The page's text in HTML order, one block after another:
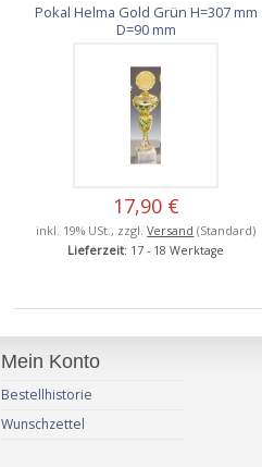
Pokal Helma Gold Grün H=307 mm
D=90 mm
17,90 €
inkl. 19% USt., zzgl.Versand (Standard)
Lieferzeit: 17 - 18 Werktage
Mein Konto
Bestellhistorie
Wunschzettel